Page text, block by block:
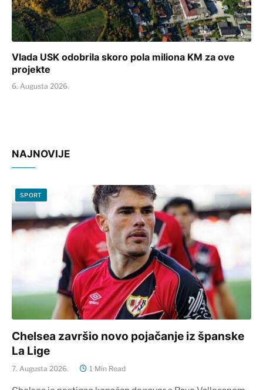
Vlada USK odobrila skoro pola miliona KM za ove
projekte
6. Augusta 2026.
NAJNOVIJE
SPORT
Chelsea završio novo pojačanje iz španske
La Lige
7. Augusta 2026. 1 Min Read